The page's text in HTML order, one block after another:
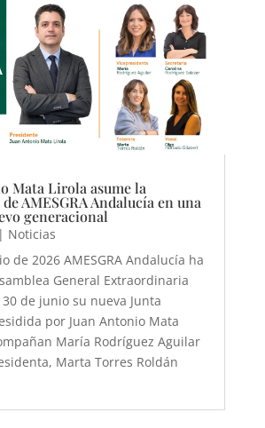
Mata Lirola asume la
AMESGRA Andalucía en una
generacional
Noticias
de 2026 AMESGRA Andalucía ha
General Extraordinaria
de junio su nueva Junta
por Juan Antonio Mata
María Rodríguez Aguilar
Marta Torres Roldán